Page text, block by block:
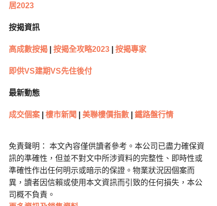
居2023
按揭資訊
高成數按揭| 按揭全攻略2023| 按揭專家
即供VS建期VS先住後付
最新動態
成交個案| 樓市新聞 美聯樓價指數| 鐵路盤行情
免責聲明： 本文內容僅供讀者參考。本公司已盡力確保資
訊的準確性，但並不對文中所涉資料的完整性、即時性或
準確性作出任何明示或暗示的保證。物業狀況因個案而
異，讀者因信賴或使用本文資訊而引致的任何損失，本公
司概不負責。